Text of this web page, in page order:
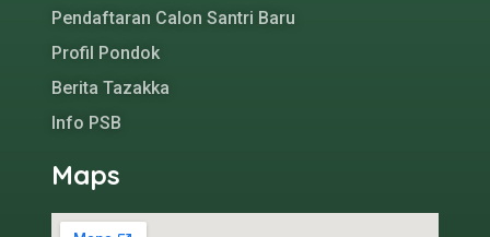
Pendaftaran Calon Santri Baru
Profil Pondok
Berita Tazakka
Info PSB
Maps